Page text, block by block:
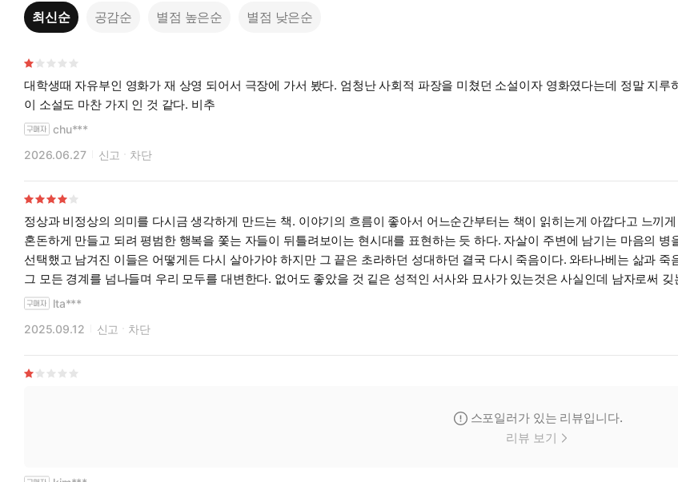
최신순 공감순 별점 높은순 별점 낮은순
대학생때 자유부인 영화가 재 상영 되어서 극장에 가서 봤다. 엄청난 사회적 파장을 미쳤던 소설이자 영화였다는데 정말 지루하고 재미없었다. 너무나 옛날 이야기가 되어 버린 것이었다.
이 소설도 마찬 가지 인 것 같다. 비추
chu***
2026.06.27
신고 차단
정상과 비정상의 의미를 다시금 생각하게 만드는 책. 이야기의 흐름이 좋아서 어느순간부터는 책이 읽히는게 아깝다고 느끼
혼돈하게 만들고 되려 평범한 행복을 쫓는 자들이 뒤틀려보이는 현시대를 표현하는 듯 하다. 자살이 주변에 남기는 마음의
선택했고 남겨진 이들은 어떻게든 다시 살아가야 하지만 그 끝은 초라하던 성대하던 결국 다시 죽음이다. 와타나베는 삶과
그 모든 경계를 넘나들며 우리 모두를 대변한다. 없어도 좋았을 것 깉은 성적인 서사와 묘사가 있는것은 사실인데 남자로써
lta***
2025.09.12
신고 차단
스포일러가 있는 리뷰입니다.
리뷰 보기